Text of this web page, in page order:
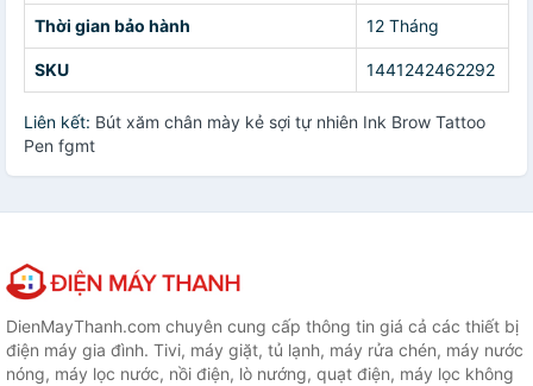
Thời gian bảo hành 12 Tháng
SKU 1441242462292
Liên kết: Bút xăm chân mày kẻ sợi tự nhiên Ink Brow Tattoo
Pen fgmt
DienMayThanh.com chuyên cung cấp thông tin giá cả các thiết bị
điện máy gia đình. Tivi, máy giặt, tủ lạnh, máy rửa chén, máy nước
nóng, máy lọc nước, nồi điện, lò nướng, quạt điện, máy lọc không